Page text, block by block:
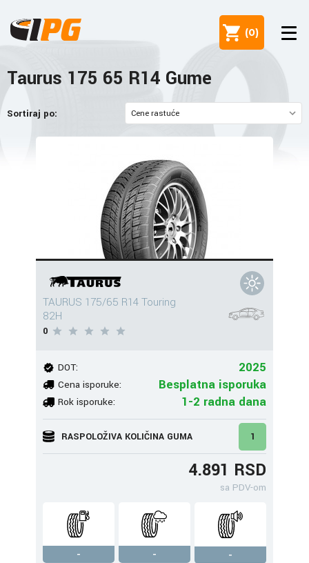
(0)
Taurus 175 65 R14 Gume
Sortiraj po:
TAURUS 175/65 R14 Touring
82H
0
DOT: 2025
Cena isporuke: Besplatna isporuka
Rok isporuke: 1-2 radna dana
RASPOLOŽIVA KOLIČINA GUMA 1
4.891 RSD
sa PDV-om
- -
-